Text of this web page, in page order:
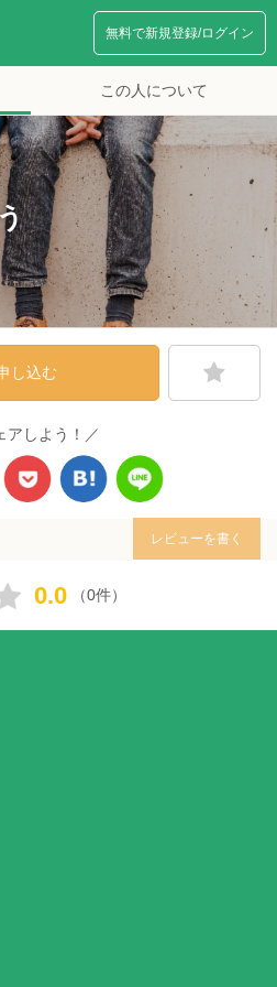
無料で新規登録/ログイン
この人について
し込む
アしよう！／
レビューを書く
0.0 （0件）